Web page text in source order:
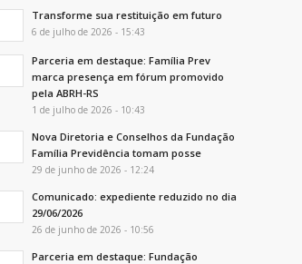
Transforme sua restituição em futuro
6 de julho de 2026 - 15:43
Parceria em destaque: Família Prev
marca presença em fórum promovido
pela ABRH-RS
1 de julho de 2026 - 10:43
Nova Diretoria e Conselhos da Fundação
Família Previdência tomam posse
29 de junho de 2026 - 12:24
Comunicado: expediente reduzido no dia
29/06/2026
26 de junho de 2026 - 10:56
Parceria em destaque: Fundação